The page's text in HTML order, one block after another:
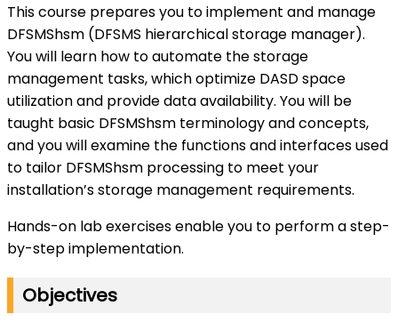
This course prepares you to implement and manage
DFSMShsm (DFSMS hierarchical storage manager).
You will learn how to automate the storage
management tasks, which optimize DASD space
utilization and provide data availability. You will be
taught basic DFSMShsm terminology and concepts,
and you will examine the functions and interfaces used
to tailor DFSMShsm processing to meet your
installation’s storage management requirements.
Hands-on lab exercises enable you to perform a step-
by-step implementation.
Objectives